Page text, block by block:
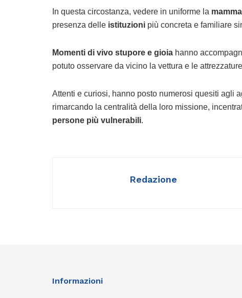
In questa circostanza, vedere in uniforme la
presenza delle istituzioni più concreta e familiare
Momenti di vivo stupore e gioia hanno
potuto osservare da vicino la vettura e le
Attenti e curiosi, hanno posto numerosi quesiti agli
rimarcando la centralità della loro missione,
persone più vulnerabili.
Redazione
Informazioni